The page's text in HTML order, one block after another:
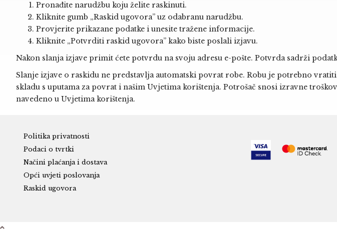
Pronađite narudžbu koju želite raskinuti.
Kliknite gumb „Raskid ugovora” uz odabranu narudžbu.
Provjerite prikazane podatke i unesite tražene informacije.
Kliknite „Potvrditi raskid ugovora” kako biste poslali izjavu.
Nakon slanja izjave primit ćete potvrdu na svoju adresu e-pošte. Potvrda sadrži
Slanje izjave o raskidu ne predstavlja automatski povrat robe. Robu je potrebno
skladu s uputama za povrat i našim Uvjetima korištenja. Potrošač snosi izravne
navedeno u Uvjetima korištenja.
Politika privatnosti
Podaci o tvrtki
Načini plaćanja i dostava
Opći uvjeti poslovanja
Raskid ugovora